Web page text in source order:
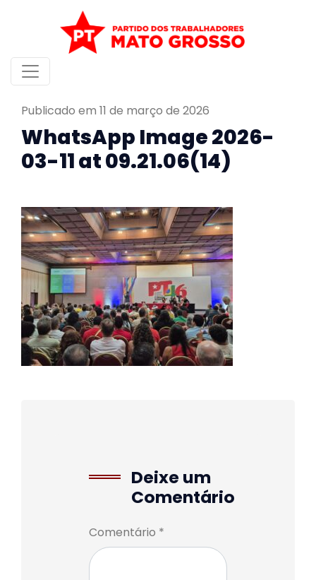
Publicado em 11 de março de 2026
WhatsApp Image 2026-
03-11 at 09.21.06(14)
Deixe um
Comentário
Comentário *